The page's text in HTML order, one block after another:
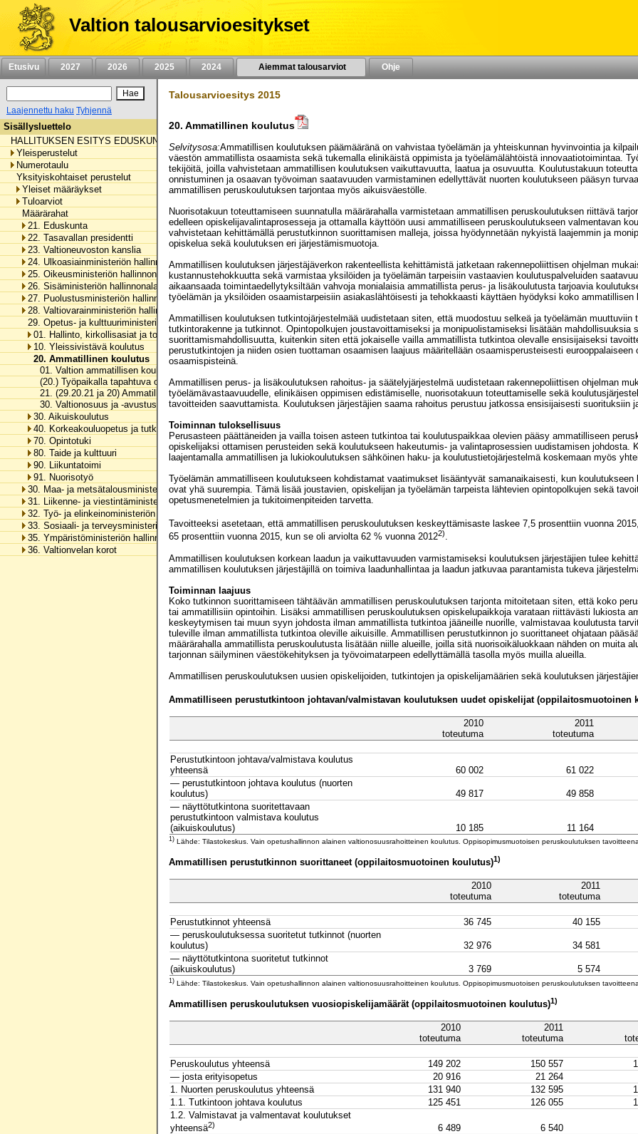
Siirry
sisältöön
Valtion talousarvioesitykset
Etusivu 2027 2026 2025 2024 Aiemmat talousarviot Ohje
Laajennettu haku Tyhjennä
Sisällysluettelo
HALLITUKSEN ESITYS EDUSKUNNALLE VALTION TALOUSARVIOKSI VUODELLE 2015
Yleisperustelut
Numerotaulu
Yksityiskohtaiset perustelut
Yleiset määräykset
Tuloarviot
Määrärahat
21. Eduskunta
22. Tasavallan presidentti
23. Valtioneuvoston kanslia
24. Ulkoasiainministeriön hallinnonala
25. Oikeusministeriön hallinnonala
26. Sisäministeriön hallinnonala
27. Puolustusministeriön hallinnonala
28. Valtiovarainministeriön hallinnonala
29. Opetus- ja kulttuuriministeriön hallinnonala
01. Hallinto, kirkollisasiat ja toimialan yhteiset menot
10. Yleissivistävä koulutus
20. Ammatillinen koulutus
01. Valtion ammatillisen koulutuksen toimintamenot
(20.) Työpaikalla tapahtuva oppiminen
21. (29.20.21 ja 20) Ammatillisen koulutuksen kehittäminen
30. Valtionosuus ja -avustus ammatillisen koulutuksen käyttökustannuksiin
30. Aikuiskoulutus
40. Korkeakouluopetus ja tutkimus
70. Opintotuki
80. Taide ja kulttuuri
90. Liikuntatoimi
91. Nuorisotyö
30. Maa- ja metsätalousministeriön hallinnonala
31. Liikenne- ja viestintäministeriön hallinnonala
32. Työ- ja elinkeinoministeriön hallinnonala
33. Sosiaali- ja terveysministeriön hallinnonala
35. Ympäristöministeriön hallinnonala
36. Valtionvelan korot
Talousarvioesitys 2015
20. Ammatillinen koulutus
Selvitysosa:Ammatillisen koulutuksen päämääränä on vahvistaa työelämän ja yhteiskunnan hyvinvointia ja
väestön ammatillista osaamista sekä tukemalla elinikäistä oppimista ja työelämälähtöistä innovaatiotoimintaa.
tekijöitä, joilla vahvistetaan ammatillisen koulutuksen vaikuttavuutta, laatua ja osuvuutta. Koulutustakuun
onnistuminen ja osaavan työvoiman saatavuuden varmistaminen edellyttävät nuorten koulutukseen pääsyn
ammatillisen peruskoulutuksen tarjontaa myös aikuisväestölle.
Nuorisotakuun toteuttamiseen suunnatulla määrärahalla varmistetaan ammatillisen peruskoulutuksen riittävä
edelleen opiskelijavalintaprosesseja ja ottamalla käyttöön uusi ammatilliseen peruskoulutukseen valmentavan
vahvistetaan kehittämällä perustutkinnon suorittamisen malleja, joissa hyödynnetään nykyistä laajemmin ja
opiskelua sekä koulutuksen eri järjestämismuotoja.
Ammatillisen koulutuksen järjestäjäverkon rakenteellista kehittämistä jatketaan rakennepoliittisen ohjelman
kustannustehokkuutta sekä varmistaa yksilöiden ja työelämän tarpeisiin vastaavien koulutuspalveluiden
aikaansaada toimintaedellytyksiltään vahvoja monialaisia ammatillista perus- ja lisäkoulutusta tarjoavia
työelämän ja yksilöiden osaamistarpeisiin asiakaslähtöisesti ja tehokkaasti käyttäen hyödyksi koko
Ammatillisen koulutuksen tutkintojärjestelmää uudistetaan siten, että muodostuu selkeä ja työelämän
tutkintorakenne ja tutkinnot. Opintopolkujen joustavoittamiseksi ja monipuolistamiseksi lisätään
suorittamismahdollisuutta, kuitenkin siten että jokaiselle vailla ammatillista tutkintoa olevalle ensisijaiseksi
perustutkintojen ja niiden osien tuottaman osaamisen laajuus määritellään osaamisperusteisesti
osaamispisteinä.
Ammatillisen perus- ja lisäkoulutuksen rahoitus- ja säätelyjärjestelmä uudistetaan rakennepoliittisen ohjelman
työelämävastaavuudelle, elinikäisen oppimisen edistämiselle, nuorisotakuun toteuttamiselle sekä
tavoitteiden saavuttamista. Koulutuksen järjestäjien saama rahoitus perustuu jatkossa ensisijaisesti suorituksiin
Toiminnan tuloksellisuus
Perusasteen päättäneiden ja vailla toisen asteen tutkintoa tai koulutuspaikkaa olevien pääsy ammatilliseen
opiskelijaksi ottamisen perusteiden sekä koulutukseen hakeutumis- ja valintaprosessien uudistamisen johdosta.
laajentamalla ammatillisen ja lukiokoulutuksen sähköinen haku- ja koulutustietojärjestelmä koskemaan myös
Työelämän ammatilliseen koulutukseen kohdistamat vaatimukset lisääntyvät samanaikaisesti, kun
ovat yhä suurempia. Tämä lisää joustavien, opiskelijan ja työelämän tarpeista lähtevien opintopolkujen sekä
opetusmenetelmien ja tukitoimenpiteiden tarvetta.
Tavoitteeksi asetetaan, että ammatillisen peruskoulutuksen keskeyttämisaste laskee 7,5 prosenttiin vuonna
65 prosenttiin vuonna 2015, kun se oli arviolta 62 % vuonna 20122).
Ammatillisen koulutuksen korkean laadun ja vaikuttavuuden varmistamiseksi koulutuksen järjestäjien tulee
ammatillisen koulutuksen järjestäjillä on toimiva laadunhallintaa ja laadun jatkuvaa parantamista tukeva
Toiminnan laajuus
Koko tutkinnon suorittamiseen tähtäävän ammatillisen peruskoulutuksen tarjonta mitoitetaan siten, että koko
tai ammatillisiin opintoihin. Lisäksi ammatillisen peruskoulutuksen opiskelupaikkoja varataan riittävästi lukiosta
keskeytymisen tai muun syyn johdosta ilman ammatillista tutkintoa jääneille nuorille, valmistavaa koulutusta
tuleville ilman ammatillista tutkintoa oleville aikuisille. Ammatillisen perustutkinnon jo suorittaneet ohjataan
määrärahalla ammatillista peruskoulutusta lisätään niille alueille, joilla sitä nuorisoikäluokkaan nähden on muita
tarjonnan säilyminen väestökehityksen ja työvoimatarpeen edellyttämällä tasolla myös muilla alueilla.
Ammatillisen peruskoulutuksen uusien opiskelijoiden, tutkintojen ja opiskelijamäärien sekä koulutuksen
Ammatilliseen perustutkintoon johtavan/valmistavan koulutuksen uudet opiskelijat (oppilaitosmuotoinen
2010
toteutuma
2011
toteutuma
Perustutkintoon johtava/valmistava koulutus
yhteensä
60 002
61 022
— perustutkintoon johtava koulutus (nuorten
koulutus)
49 817
49 858
— näyttötutkintona suoritettavaan
perustutkintoon valmistava koulutus
(aikuiskoulutus)
10 185 11 164
1) Lähde: Tilastokeskus. Vain opetushallinnon alainen valtionosuusrahoitteinen koulutus. Oppisopimusmuotoisen peruskoulutuksen
Ammatillisen perustutkinnon suorittaneet (oppilaitosmuotoinen koulutus)1)
2010
toteutuma
2011
toteutuma
Perustutkinnot yhteensä 36 745
40 155
— peruskoulutuksessa suoritetut tutkinnot (nuorten
koulutus)
32 976
34 581
— näyttötutkintona suoritetut tutkinnot
(aikuiskoulutus)
3 769 5 574
1) Lähde: Tilastokeskus. Vain opetushallinnon alainen valtionosuusrahoitteinen koulutus. Oppisopimusmuotoisen peruskoulutuksen
Ammatillisen peruskoulutuksen vuosiopiskelijamäärät (oppilaitosmuotoinen koulutus)1)
2010
toteutuma
2011
toteutuma
Peruskoulutus yhteensä 149 202 150 557
— josta erityisopetus
20 916
21 264
1. Nuorten peruskoulutus yhteensä
131 940 132 595
1.1. Tutkintoon johtava koulutus
125 451 126 055
1.2. Valmistavat ja valmentavat koulutukset
yhteensä2) 6 489
6 540